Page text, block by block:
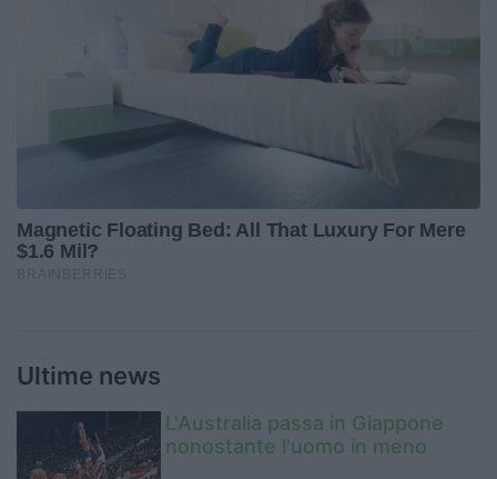
Ultime news
L'Australia passa in Giappone
nonostante l'uomo in meno